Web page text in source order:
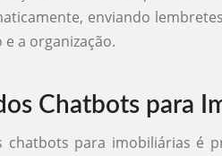
enviando
a organização.
Chatbots para
chatbots para imobiliárias é